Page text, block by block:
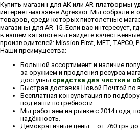
Купить магазин для АК или AR-платформы
интернет-магазине Agressor. Мы собрали
товаров, среди которых пистолетные
магазины для AR-15. Если вас интересует,
в нашем каталоге вы найдете
производителей: Mission First, MFT, TAPCO,
Наши преимущества:
Большой ассортимент и наличие
за оружием и продления ресурса
доступны средства для чистки и
Быстрая доставка Новой Почтой по
Бесплатная консультация по
под ваши потребности.
Мы работаем на рынке с 2014 года,
надёжность.
Демократичные цены – от 760 грн до